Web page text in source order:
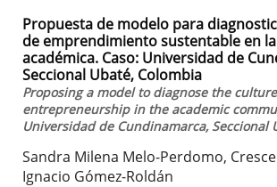
Propuesta de modelo para
de emprendimiento sustentable en
académica. Caso: Universidad de
Seccional Ubaté, Colombia
Proposing a model to diagnose the
entrepreneurship in the academic
Universidad de Cundinamarca, Seccional
Sandra Milena Melo-Perdomo,
Ignacio Gómez-Roldán